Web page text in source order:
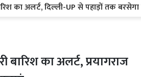
दिल्ली-UP से पहाड़ों तक बरसेगा मॉनसून
का अलर्ट, प्रयागराज